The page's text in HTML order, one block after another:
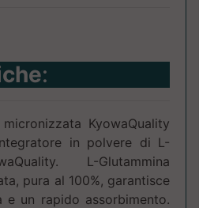
:
KyowaQuality
in polvere di L-
L-Glutammina
pura al 100%, garantisce
e un rapido assorbimento.